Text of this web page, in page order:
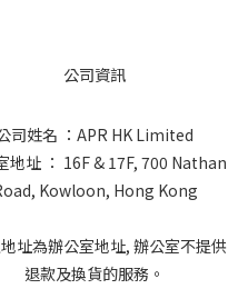
公司資訊
司姓名 ：APR HK Limited
地址 ： 16F & 17F, 700 Nathan
Kowloon, Hong Kong
址為辦公室地址, 辦公室不提供
退款及換貨的服務。